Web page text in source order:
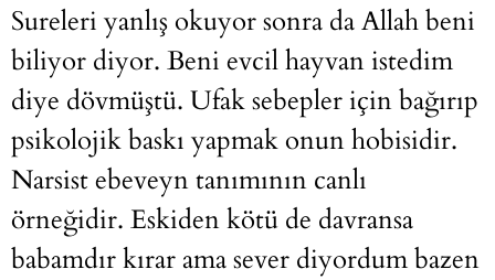
Sureleri yanlış okuyor sonra da Allah beni
biliyor diyor. Beni evcil hayvan istedim
diye dövmüştü. Ufak sebepler için bağırıp
psikolojik baskı yapmak onun hobisidir.
Narsist ebeveyn tanımının canlı
örneğidir. Eskiden kötü de davransa
babamdır kırar ama sever diyordum bazen